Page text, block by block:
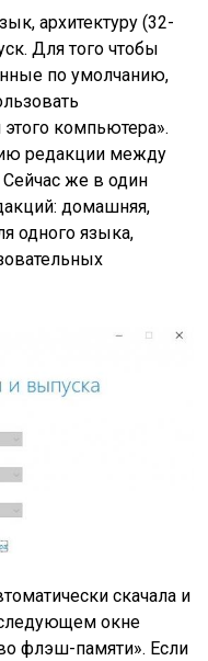
архитектуру (32-
Для того чтобы
по умолчанию,
компьютера».
редакции между
же в один
домашняя,
одного языка,
скачала и
окне
флэш-памяти». Если